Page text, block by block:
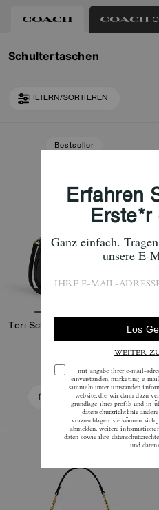
Schultertaschen
FILTERN/SORTIEREN
Bestseller
289 €
In Den Warenkorb